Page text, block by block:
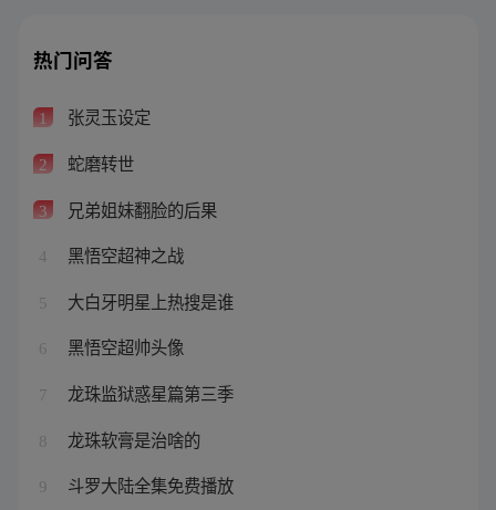
热门问答
1 张灵玉设定
2 蛇磨转世
3 兄弟姐妹翻脸的后果
4 黑悟空超神之战
5 大白牙明星上热搜是谁
6 黑悟空超帅头像
7 龙珠监狱惑星篇第三季
8 龙珠软膏是治啥的
9 斗罗大陆全集免费播放